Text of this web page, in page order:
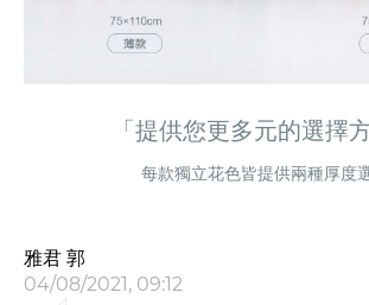
「提供您更多元的選擇方
每款獨立花色皆提供兩種厚度
雅君 郭
04/08/2021, 09:12